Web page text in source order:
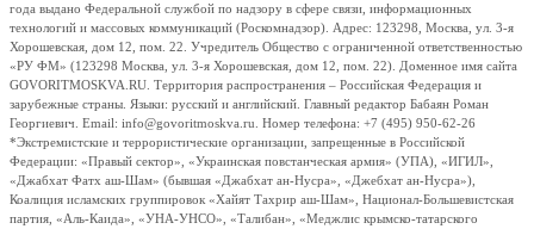
года выдано Федеральной службой по надзору в сфере связи, информационных
технологий и массовых коммуникаций (Роскомнадзор). Адрес: 123298, Москва, ул. 3-я
Хорошевская, дом 12, пом. 22. Учредитель Общество с ограниченной ответственностью
«РУ ФМ» (123298 Москва, ул. 3-я Хорошевская, дом 12, пом. 22). Доменное имя сайта
GOVORITMOSKVA.RU. Территория распространения – Российская Федерация и
зарубежные страны. Языки: русский и английский. Главный редактор Бабаян Роман
Георгиевич. Email: info@govoritmoskva.ru. Номер телефона: +7 (495) 950-62-26
*Экстремистские и террористические организации, запрещенные в Российской
Федерации: «Правый сектор», «Украинская повстанческая армия» (УПА), «ИГИЛ»,
«Джабхат Фатх аш-Шам» (бывшая «Джабхат ан-Нусра», «Джебхат ан-Нусра»),
Коалиция исламских группировок «Хайят Тахрир аш-Шам», Национал-Большевистская
партия, «Аль-Каида», «УНА-УНСО», «Талибан», «Меджлис крымско-татарского